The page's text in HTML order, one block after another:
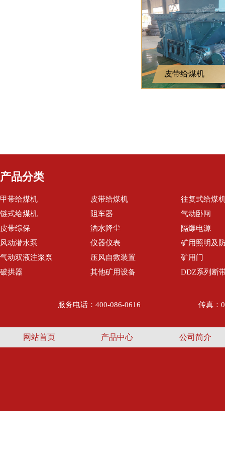
皮带给煤机
产品分类
甲带给煤机 皮带给煤机
往复式给煤
链式给煤机
阻车器
气动卧闸
皮带综保
洒水降尘
隔爆电源
风动潜水泵
仪器仪表
矿用照明及
气动双液注浆泵
压风自救装置
矿用门
破拱器
其他矿用设备 DDZ系列断
服务电话：400-086-0616 传真：
网站首页 产品中心 公司简介